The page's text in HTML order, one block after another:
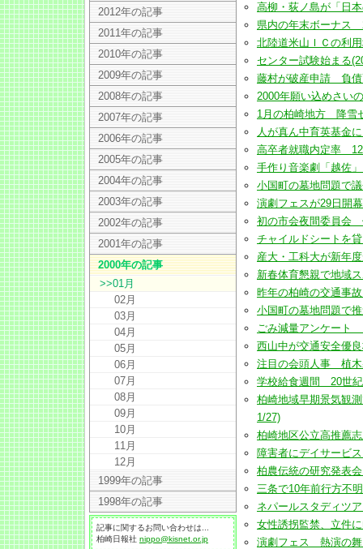
高柳・荻ノ島が「日
県内の年末ボーナス
北陸道米山ＩＣの利
センター試験始まる
藤村が破産申請 負債
2000年願い込めさい
1月の柏崎地方 降雪
人が真ん中育英基金
高卒者就職内定率 12
手作り音楽劇「越佐
小国町の墓地問題で
演劇フェスが29日開
初の市会夜間委員会
チャイルドシートを
産大・工科大が新年
新春体育懇親で地域
昨年の柏崎の交通事
小国町の墓地問題で
ごみ減量アンケート
西山中が交通安全優
注目の会頭人事 植木
学校給食週間 20世紀
柏崎地域早期景気観
1/27)
柏崎地区公立高推薦
障害者にデイサービ
柏農伝統の研究発表
三条で10年前行方不
ネパールスタディツ
女性誘拐監禁、立件
演劇フェス 熱演の舞
2012年の記事
2011年の記事
2010年の記事
2009年の記事
2008年の記事
2007年の記事
2006年の記事
2005年の記事
2004年の記事
2003年の記事
2002年の記事
2001年の記事
2000年の記事
>>01月
02月
03月
04月
05月
06月
07月
08月
09月
10月
11月
12月
1999年の記事
1998年の記事
記事に関するお問い合わせは...
柏崎日報社 nippo@kisnet.or.jp